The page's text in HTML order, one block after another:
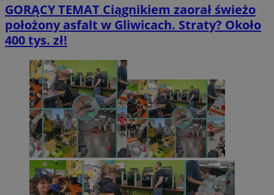
GORĄCY TEMAT Ciągnikiem zaorał świeżo
położony asfalt w Gliwicach. Straty? Około
400 tys. zł!